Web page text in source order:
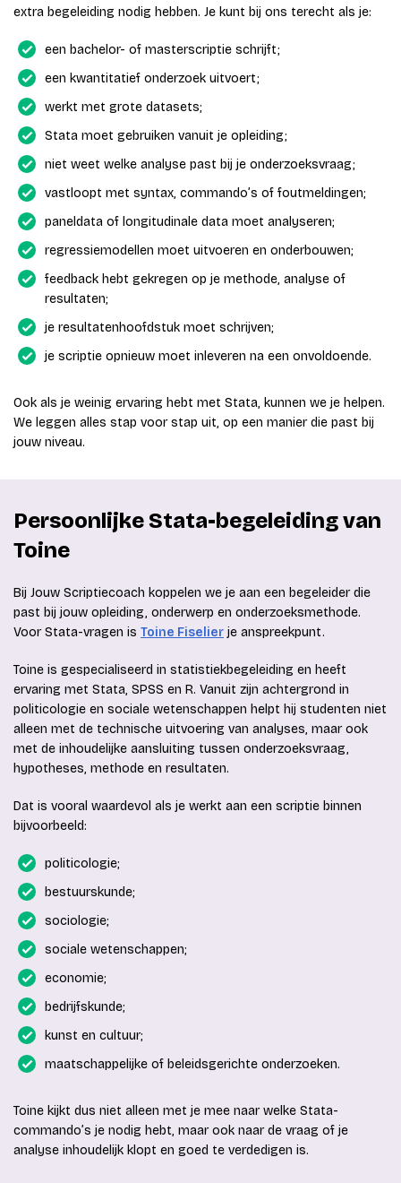
extra begeleiding nodig hebben. Je kunt bij ons terecht als je:
een bachelor- of masterscriptie schrijft;
een kwantitatief onderzoek uitvoert;
werkt met grote datasets;
Stata moet gebruiken vanuit je opleiding;
niet weet welke analyse past bij je onderzoeksvraag;
vastloopt met syntax, commando’s of foutmeldingen;
paneldata of longitudinale data moet analyseren;
regressiemodellen moet uitvoeren en onderbouwen;
feedback hebt gekregen op je methode, analyse of
resultaten;
je resultatenhoofdstuk moet schrijven;
je scriptie opnieuw moet inleveren na een onvoldoende.
Ook als je weinig ervaring hebt met Stata, kunnen we je helpen.
We leggen alles stap voor stap uit, op een manier die past bij
jouw niveau.
Persoonlijke Stata-begeleiding van
Toine
Bij Jouw Scriptiecoach koppelen we je aan een begeleider die
past bij jouw opleiding, onderwerp en onderzoeksmethode.
Voor Stata-vragen is Toine Fiselier je anspreekpunt.
Toine is gespecialiseerd in statistiekbegeleiding en heeft
ervaring met Stata, SPSS en R. Vanuit zijn achtergrond in
politicologie en sociale wetenschappen helpt hij studenten niet
alleen met de technische uitvoering van analyses, maar ook
met de inhoudelijke aansluiting tussen onderzoeksvraag,
hypotheses, methode en resultaten.
Dat is vooral waardevol als je werkt aan een scriptie binnen
bijvoorbeeld:
politicologie;
bestuurskunde;
sociologie;
sociale wetenschappen;
economie;
bedrijfskunde;
kunst en cultuur;
maatschappelijke of beleidsgerichte onderzoeken.
Toine kijkt dus niet alleen met je mee naar welke Stata-
commando’s je nodig hebt, maar ook naar de vraag of je
analyse inhoudelijk klopt en goed te verdedigen is.